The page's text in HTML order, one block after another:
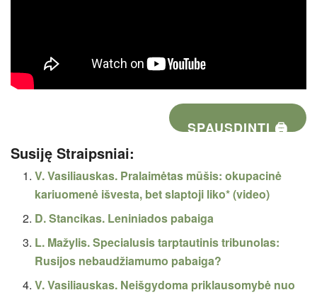
SPAUSDINTI 🖨
Susiję Straipsniai:
V. Vasiliauskas. Pralaimėtas mūšis: okupacinė
kariuomenė išvesta, bet slaptoji liko* (video)
D. Stancikas. Leniniados pabaiga
L. Mažylis. Specialusis tarptautinis tribunolas:
Rusijos nebaudžiamumo pabaiga?
V. Vasiliauskas. Neišgydoma priklausomybė nuo